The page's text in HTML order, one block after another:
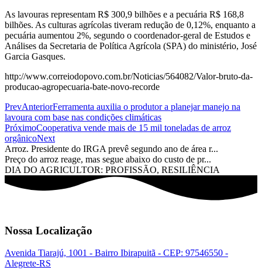
As lavouras representam R$ 300,9 bilhões e a pecuária R$ 168,8
bilhões. As culturas agrícolas tiveram redução de 0,12%, enquanto a
pecuária aumentou 2%, segundo o coordenador-geral de Estudos e
Análises da Secretaria de Política Agrícola (SPA) do ministério, José
Garcia Gasques.
http://www.correiodopovo.com.br/Noticias/564082/Valor-bruto-da-
producao-agropecuaria-bate-novo-recorde
PrevAnteriorFerramenta auxilia o produtor a planejar manejo na
lavoura com base nas condições climáticas
PróximoCooperativa vende mais de 15 mil toneladas de arroz
orgânicoNext
Arroz. Presidente do IRGA prevê segundo ano de área r...
Preço do arroz reage, mas segue abaixo do custo de pr...
DIA DO AGRICULTOR: PROFISSÃO, RESILIÊNCIA
Nossa Localização
Avenida Tiarajú, 1001 - Bairro Ibirapuitã - CEP: 97546550 -
Alegrete-RS